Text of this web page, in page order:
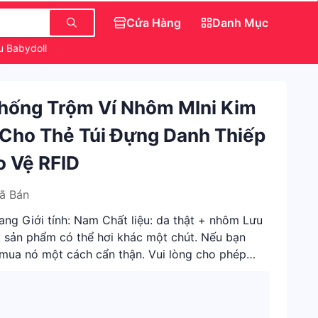
Babydoll
Cửa Hàng Danh Mục
Trộm Ví Nhôm MIni Kim
Thẻ Túi Đựng Danh Thiếp
RFID
Bán
Giới tính: Nam Chất liệu: da thật + nhôm Lưu
phẩm có thể hơi khác một chút. Nếu bạn
nó một cách cẩn thận. Vui lòng cho phép